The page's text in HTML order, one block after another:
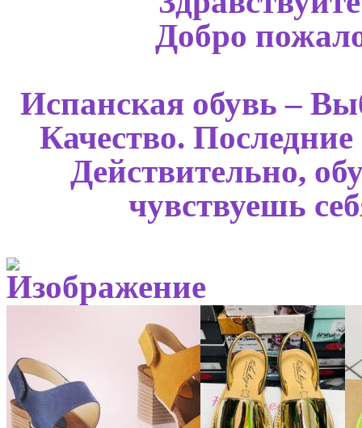
Добро
Испанская обувь –
Качество.
Действительно,
чувствуешь